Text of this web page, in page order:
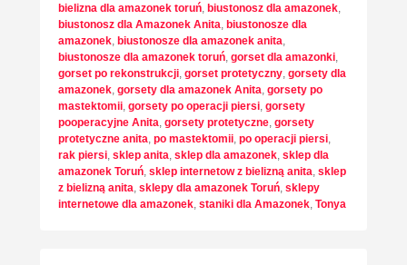
bielizna dla amazonek toruń biustonosz dla amazonek
biustonosz dla Amazonek Anita biustonosze dla
amazonek biustonosze dla amazonek anita
biustonosze dla amazonek toruń gorset dla amazonki
gorset po rekonstrukcji gorset protetyczny gorsety dla
amazonek gorsety dla amazonek Anita gorsety po
mastektomii gorsety po operacji piersi gorsety
pooperacyjne Anita gorsety protetyczne gorsety
protetyczne anita po mastektomii po operacji piersi
rak piersi sklep anita sklep dla amazonek sklep dla
amazonek Toruń sklep internetow z bielizną anita sklep
z bielizną anita sklepy dla amazonek Toruń sklepy
internetowe dla amazonek staniki dla Amazonek Tonya